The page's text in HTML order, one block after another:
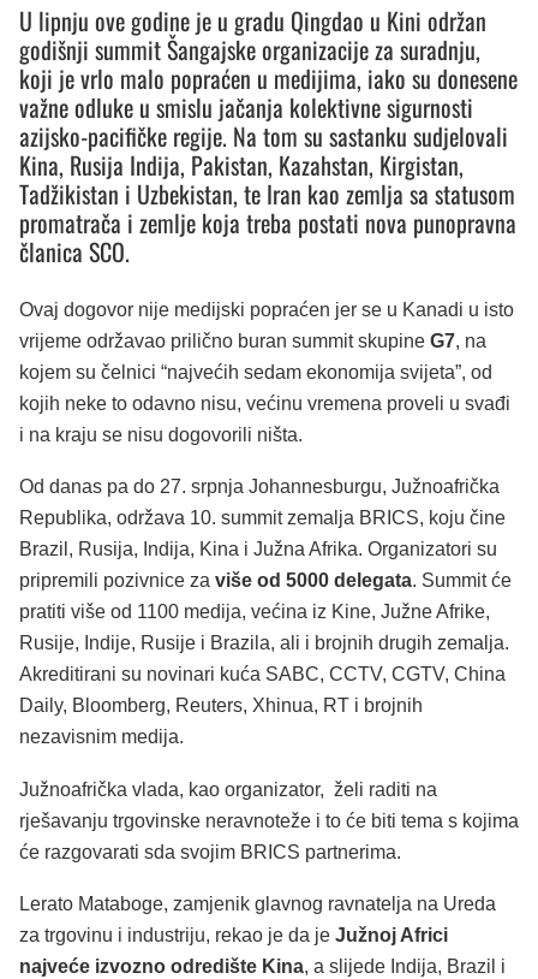
U lipnju ove godine je u gradu Qingdao u Kini održan
godišnji summit Šangajske organizacije za suradnju,
koji je vrlo malo popraćen u medijima, iako su donesene
važne odluke u smislu jačanja kolektivne sigurnosti
azijsko-pacifičke regije. Na tom su sastanku sudjelovali
Kina, Rusija Indija, Pakistan, Kazahstan, Kirgistan,
Tadžikistan i Uzbekistan, te Iran kao zemlja sa statusom
promatrača i zemlje koja treba postati nova punopravna
članica SCO.
Ovaj dogovor nije medijski popraćen jer se u Kanadi u isto
vrijeme održavao prilično buran summit skupine G7, na
kojem su čelnici “najvećih sedam ekonomija svijeta”, od
kojih neke to odavno nisu, većinu vremena proveli u svađi
i na kraju se nisu dogovorili ništa.
Od danas pa do 27. srpnja Johannesburgu, Južnoafrička
Republika, održava 10. summit zemalja BRICS, koju čine
Brazil, Rusija, Indija, Kina i Južna Afrika. Organizatori su
pripremili pozivnice za više od 5000 delegata. Summit će
pratiti više od 1100 medija, većina iz Kine, Južne Afrike,
Rusije, Indije, Rusije i Brazila, ali i brojnih drugih zemalja.
Akreditirani su novinari kuća SABC, CCTV, CGTV, China
Daily, Bloomberg, Reuters, Xhinua, RT i brojnih
nezavisnim medija.
Južnoafrička vlada, kao organizator, želi raditi na
rješavanju trgovinske neravnoteže i to će biti tema s kojima
će razgovarati sda svojim BRICS partnerima.
Lerato Mataboge, zamjenik glavnog ravnatelja na Ureda
za trgovinu i industriju, rekao je da je Južnoj Africi
najveće izvozno odredište Kina, a slijede Indija, Brazil i